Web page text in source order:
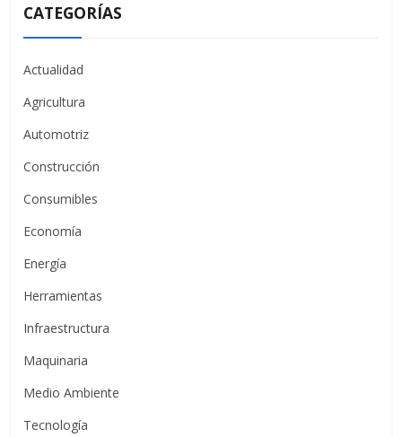
CATEGORÍAS
Actualidad
Agricultura
Automotriz
Construcción
Consumibles
Economía
Energía
Herramientas
Infraestructura
Maquinaria
Medio Ambiente
Tecnología